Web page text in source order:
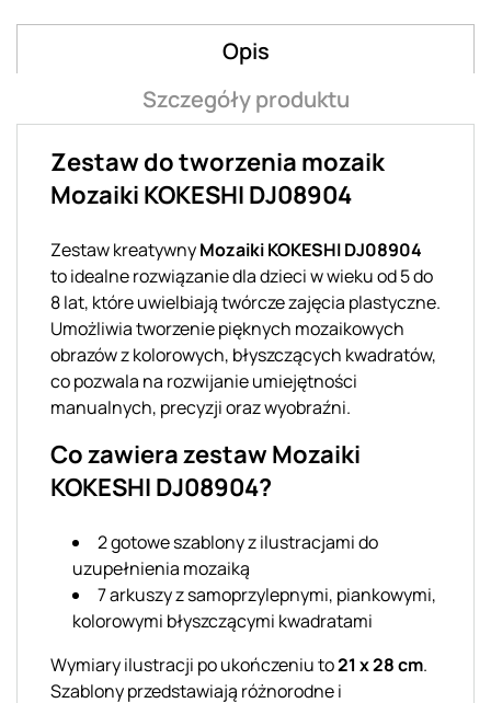
Opis
Szczegóły produktu
Zestaw do tworzenia mozaik
Mozaiki KOKESHI DJ08904
Zestaw kreatywnyMozaiki KOKESHI DJ08904
to idealne rozwiązanie dla dzieci w wieku od 5 do
8 lat, które uwielbiają twórcze zajęcia plastyczne.
Umożliwia tworzenie pięknych mozaikowych
obrazów z kolorowych, błyszczących kwadratów,
co pozwala na rozwijanie umiejętności
manualnych, precyzji oraz wyobraźni.
Co zawiera zestaw Mozaiki
KOKESHI DJ08904?
2 gotowe szablony z ilustracjami do
uzupełnienia mozaiką
7 arkuszy z samoprzylepnymi, piankowymi,
kolorowymi błyszczącymi kwadratami
Wymiary ilustracji po ukończeniu to21 x 28 cm.
Szablony przedstawiają różnorodne i